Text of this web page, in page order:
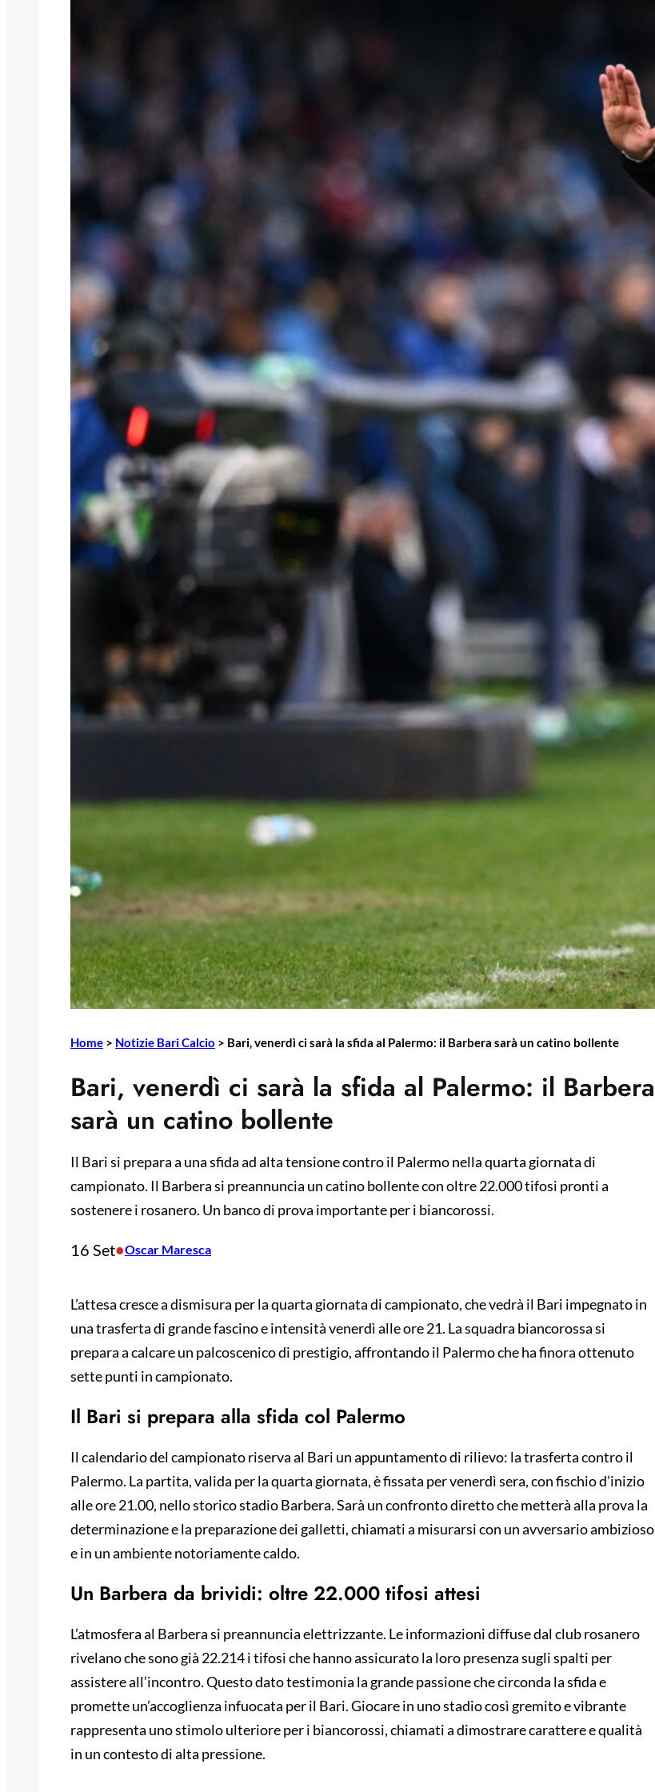
Home > Notizie Bari Calcio > Bari, venerdì ci sarà la sfida al Palermo: il Barbera sarà un catino bollente
Bari, venerdì ci sarà la sfida al Palermo: il Barbera
sarà un catino bollente
Il Bari si prepara a una sfida ad alta tensione contro il Palermo nella quarta giornata di
campionato. Il Barbera si preannuncia un catino bollente con oltre 22.000 tifosi pronti a
sostenere i rosanero. Un banco di prova importante per i biancorossi.
16 Set•Oscar Maresca
L’attesa cresce a dismisura per la quarta giornata di campionato, che vedrà il Bari impegnato in
una trasferta di grande fascino e intensità venerdì alle ore 21. La squadra biancorossa si
prepara a calcare un palcoscenico di prestigio, affrontando il Palermo che ha finora ottenuto
sette punti in campionato.
Il Bari si prepara alla sfida col Palermo
Il calendario del campionato riserva al Bari un appuntamento di rilievo: la trasferta contro il
Palermo. La partita, valida per la quarta giornata, è fissata per venerdì sera, con fischio d’inizio
alle ore 21.00, nello storico stadio Barbera. Sarà un confronto diretto che metterà alla prova la
determinazione e la preparazione dei galletti, chiamati a misurarsi con un avversario ambizioso
e in un ambiente notoriamente caldo.
Un Barbera da brividi: oltre 22.000 tifosi attesi
L’atmosfera al Barbera si preannuncia elettrizzante. Le informazioni diffuse dal club rosanero
rivelano che sono già 22.214 i tifosi che hanno assicurato la loro presenza sugli spalti per
assistere all’incontro. Questo dato testimonia la grande passione che circonda la sfida e
promette un’accoglienza infuocata per il Bari. Giocare in uno stadio così gremito e vibrante
rappresenta uno stimolo ulteriore per i biancorossi, chiamati a dimostrare carattere e qualità
in un contesto di alta pressione.